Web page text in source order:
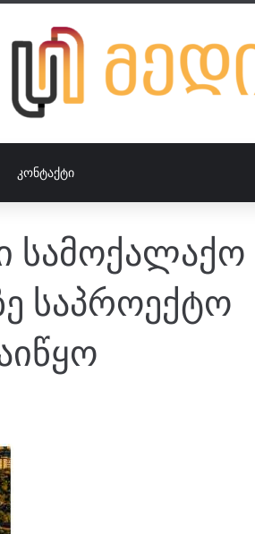
ᲙᲝᲜᲢᲐᲥᲢᲘ
სამოქალაქო
საპროექტო